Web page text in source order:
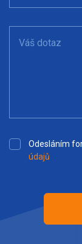
Váš dotaz
Odesláním
údajů